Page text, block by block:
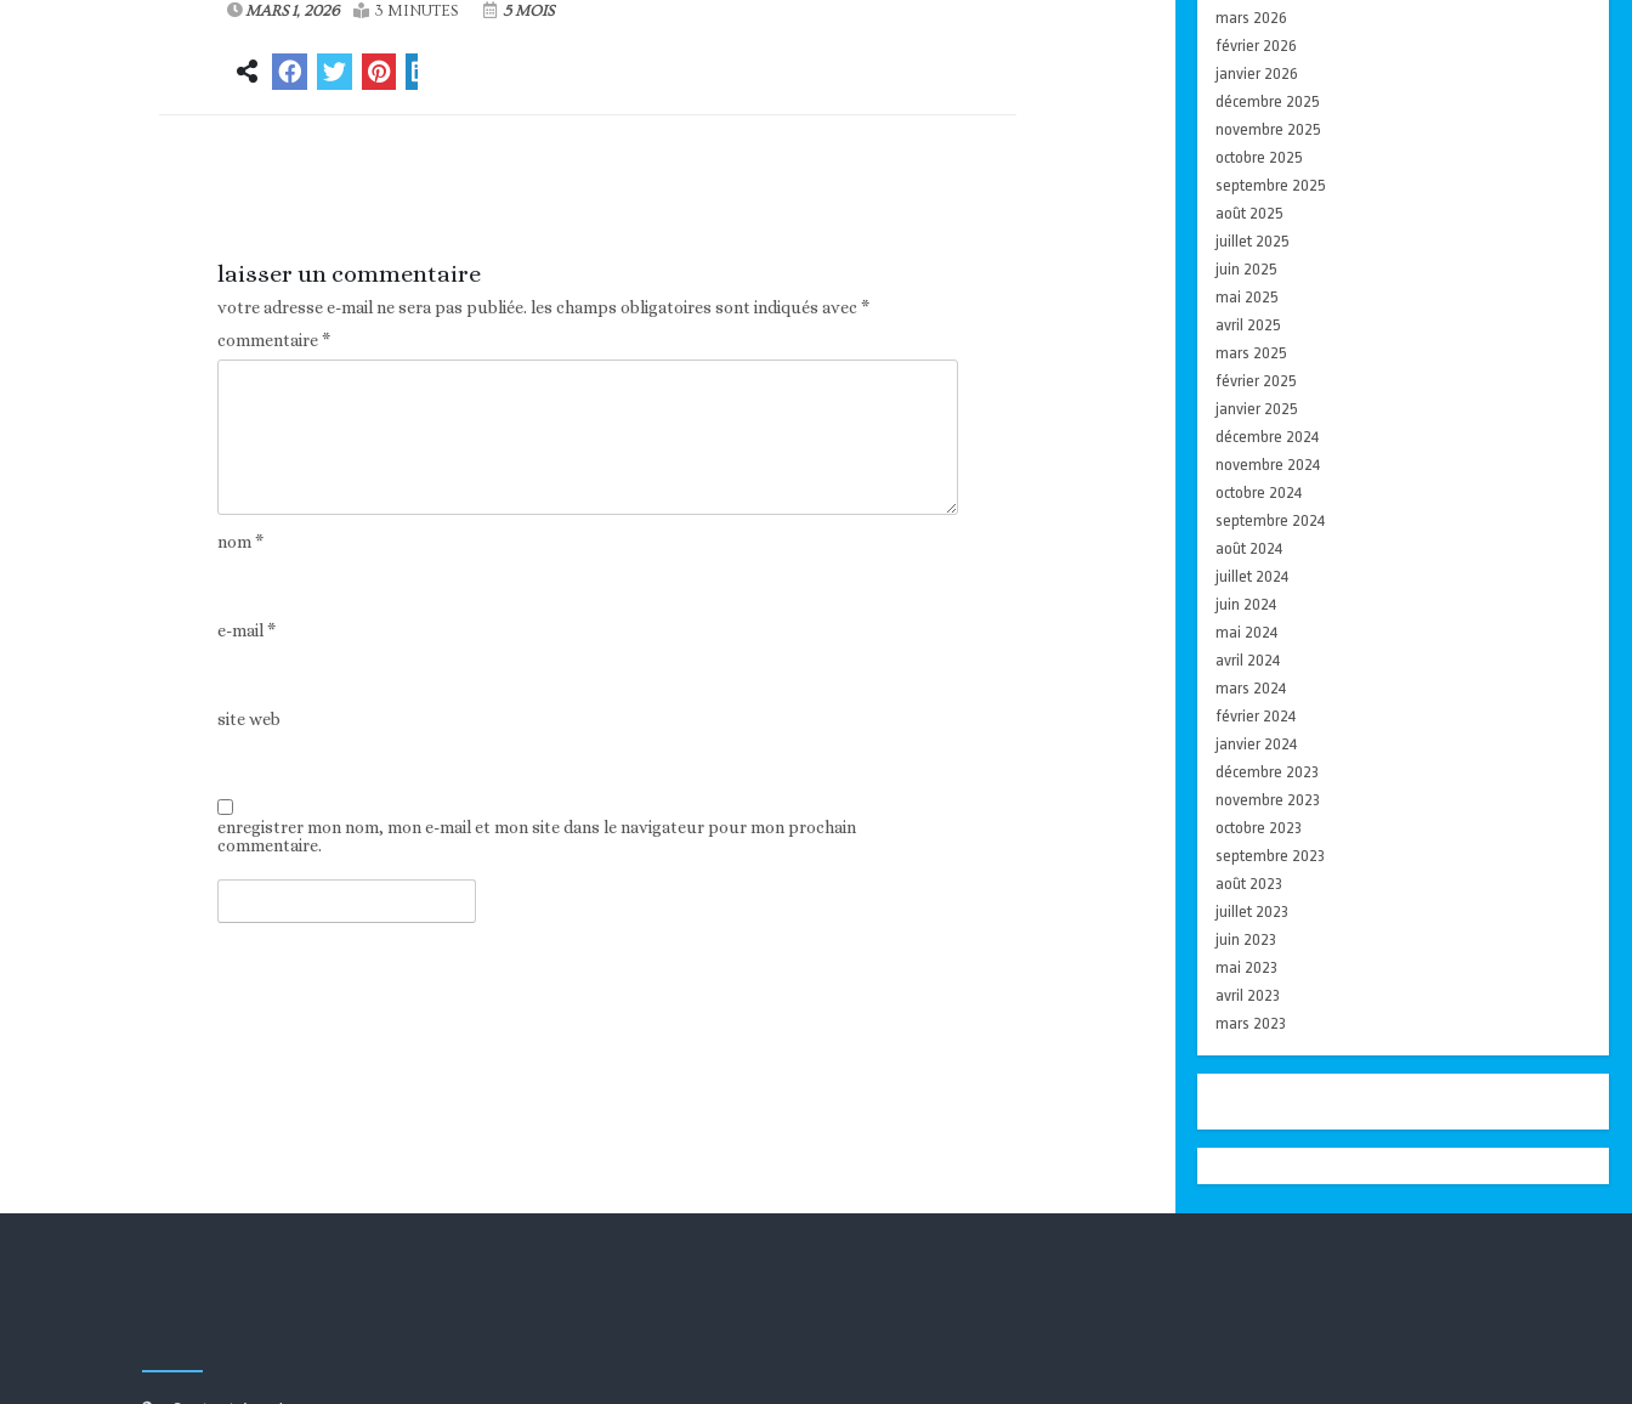
MARS 1, 2026 3 MINUTES 5 MOIS
laisser un commentaire
votre adresse e-mail ne sera pas publiée. les champs obligatoires sont indiqués avec*
commentaire*
nom *
e-mail *
site web
enregistrer mon nom, mon e-mail et mon site dans le navigateur pour mon prochain
commentaire.
mars 2026
février 2026
janvier 2026
décembre 2025
novembre 2025
octobre 2025
septembre 2025
août 2025
juillet 2025
juin 2025
mai 2025
avril 2025
mars 2025
février 2025
janvier 2025
décembre 2024
novembre 2024
octobre 2024
septembre 2024
août 2024
juillet 2024
juin 2024
mai 2024
avril 2024
mars 2024
février 2024
janvier 2024
décembre 2023
novembre 2023
octobre 2023
septembre 2023
août 2023
juillet 2023
juin 2023
mai 2023
avril 2023
mars 2023